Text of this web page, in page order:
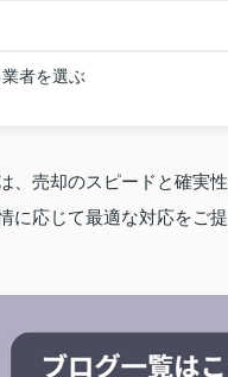
者を選ぶ
、売却のスピードと確実
応じて最適な対応をご提